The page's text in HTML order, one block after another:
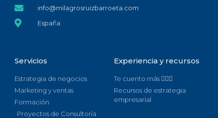
info@milagrosruizbarroeta.com
España
Servicios
Estrategia de negocios
Marketing y ventas
Formación
Proyectos de Consultoría
Experiencia y recursos
Te cuento más 🙋🏻‍♀️
Recursos de estrategia
empresarial